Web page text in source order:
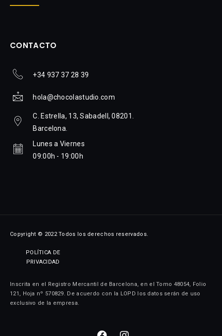
CONTACTO
+34 937 37 28 39
hola@chocolastudio.com
C. Estrella, 13, Sabadell, 08201.
Barcelona.
Lunes a Viernes
09:00h - 19:00h
Copyright © 2022 Todos los derechos reservados.
POLÍTICA DE
PRIVACIDAD
Inscrita en el Registro Mercantil de Barcelona, en el Tomo 48054, Folio
121, Hoja nº 570829. De acuerdo con la LOPD los datos serán de uso
exclusivo de la empresa.